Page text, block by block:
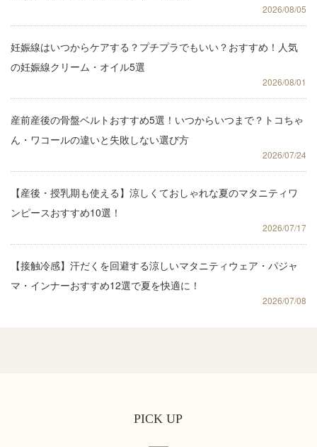
2026/08/05
妊娠線はいつからケアする？プチプラでもいい？おすすめ！人気
の妊娠線クリーム・オイル5選
2026/08/01
産前産後の骨盤ベルトおすすめ5選！いつからいつまで？トコちゃ
ん・ワコールの違いと失敗しない選び方
2026/07/24
【産後・授乳期も使える】涼しくておしゃれな夏のマタニティワ
ンピースおすすめ10選！
2026/07/17
【接触冷感】汗だくを回避する涼しいマタニティウェア・パジャ
マ・インナーおすすめ12選で夏を快適に！
2026/07/08
PICK UP